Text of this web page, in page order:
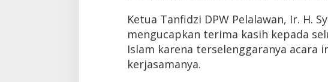
Ketua Tanfidzi DPW Pelalawan, Ir. H.
mengucapkan terima kasih kepada
Islam karena terselenggaranya acara
kerjasamanya.